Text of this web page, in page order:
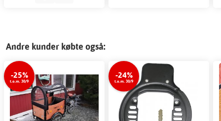
Andre kunder købte også:
-25%
t.o.m. 30/9
-24%
t.o.m. 30/9